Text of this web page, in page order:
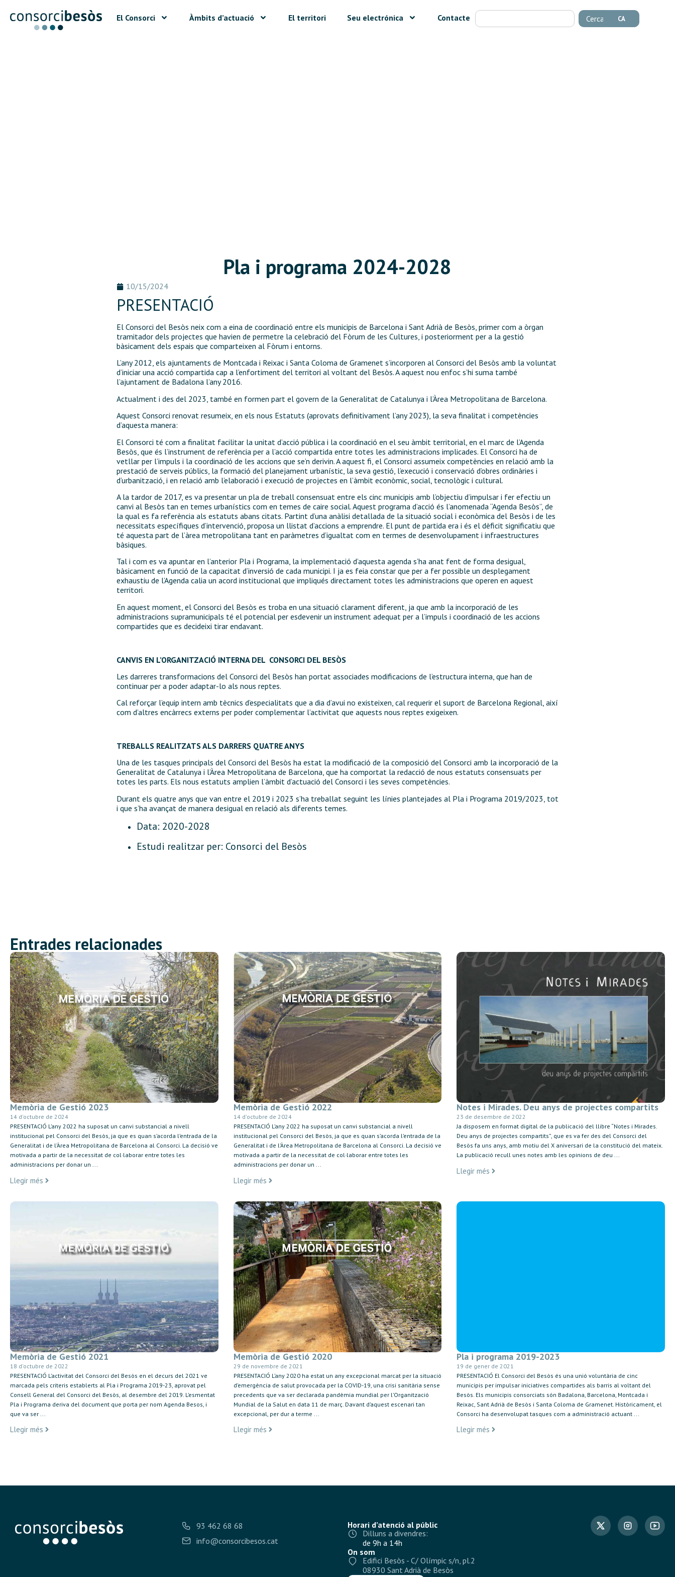
El Consorci Àmbits d’actuació El territori Seu electrónica Contacte Cerca CA
Pla i programa 2024-2028
10/15/2024
PRESENTACIÓ
El Consorci del Besòs neix com a eina de coordinació entre els municipis de Barcelona i Sant Adrià de Besòs, primer com a òrgan
tramitador dels projectes que havien de permetre la celebració del Fòrum de les Cultures, i posteriorment per a la gestió
bàsicament dels espais que comparteixen al Fòrum i entorns.
L’any 2012, els ajuntaments de Montcada i Reixac i Santa Coloma de Gramenet s’incorporen al Consorci del Besòs amb la voluntat
d’iniciar una acció compartida cap a l’enfortiment del territori al voltant del Besòs. A aquest nou enfoc s’hi suma també
l’ajuntament de Badalona l’any 2016.
Actualment i des del 2023, també en formen part el govern de la Generalitat de Catalunya i l’Àrea Metropolitana de Barcelona.
Aquest Consorci renovat resumeix, en els nous Estatuts (aprovats definitivament l’any 2023), la seva finalitat i competències
d’aquesta manera:
El Consorci té com a finalitat facilitar la unitat d’acció pública i la coordinació en el seu àmbit territorial, en el marc de l’Agenda
Besòs, que és l’instrument de referència per a l’acció compartida entre totes les administracions implicades. El Consorci ha de
vetllar per l’impuls i la coordinació de les accions que se’n derivin. A aquest fi, el Consorci assumeix competències en relació amb la
prestació de serveis públics, la formació del planejament urbanístic, la seva gestió, l’execució i conservació d’obres ordinàries i
d’urbanització, i en relació amb l’elaboració i execució de projectes en l’àmbit econòmic, social, tecnològic i cultural.
A la tardor de 2017, es va presentar un pla de treball consensuat entre els cinc municipis amb l’objectiu d’impulsar i fer efectiu un
canvi al Besòs tan en temes urbanístics com en temes de caire social. Aquest programa d’acció és l’anomenada “Agenda Besòs”, de
la qual es fa referència als estatuts abans citats. Partint d’una anàlisi detallada de la situació social i econòmica del Besòs i de les
necessitats específiques d’intervenció, proposa un llistat d’accions a emprendre. El punt de partida era i és el dèficit significatiu que
té aquesta part de l’àrea metropolitana tant en paràmetres d’igualtat com en termes de desenvolupament i infraestructures
bàsiques.
Tal i com es va apuntar en l’anterior Pla i Programa, la implementació d’aquesta agenda s’ha anat fent de forma desigual,
bàsicament en funció de la capacitat d’inversió de cada municipi. I ja es feia constar que per a fer possible un desplegament
exhaustiu de l’Agenda calia un acord institucional que impliqués directament totes les administracions que operen en aquest
territori.
En aquest moment, el Consorci del Besòs es troba en una situació clarament diferent, ja que amb la incorporació de les
administracions supramunicipals té el potencial per esdevenir un instrument adequat per a l’impuls i coordinació de les accions
compartides que es decideixi tirar endavant.
CANVIS EN L’ORGANITZACIÓ INTERNA DEL CONSORCI DEL BESÒS
Les darreres transformacions del Consorci del Besòs han portat associades modificacions de l’estructura interna, que han de
continuar per a poder adaptar-lo als nous reptes.
Cal reforçar l’equip intern amb tècnics d’especialitats que a dia d’avui no existeixen, cal requerir el suport de Barcelona Regional, així
com d’altres encàrrecs externs per poder complementar l’activitat que aquests nous reptes exigeixen.
TREBALLS REALITZATS ALS DARRERS QUATRE ANYS
Una de les tasques principals del Consorci del Besòs ha estat la modificació de la composició del Consorci amb la incorporació de la
Generalitat de Catalunya i l’Àrea Metropolitana de Barcelona, que ha comportat la redacció de nous estatuts consensuats per
totes les parts. Els nous estatuts amplien l’àmbit d’actuació del Consorci i les seves competències.
Durant els quatre anys que van entre el 2019 i 2023 s’ha treballat seguint les línies plantejades al Pla i Programa 2019/2023, tot
i que s’ha avançat de manera desigual en relació als diferents temes.
Data: 2020-2028
Estudi realitzar per: Consorci del Besòs
Entrades relacionades
Memòria de Gestió 2023
14 d'octubre de 2024
PRESENTACIÓ L’any 2022 ha suposat un canvi substancial a nivell
institucional pel Consorci del Besòs, ja que es quan s’acorda l’entrada de la
Generalitat i de l’Àrea Metropolitana de Barcelona al Consorci. La decisió ve
motivada a partir de la necessitat de col·laborar entre totes les
administracions per donar un ...
Llegir més
Memòria de Gestió 2022
14 d'octubre de 2024
PRESENTACIÓ L’any 2022 ha suposat un canvi substancial a nivell
institucional pel Consorci del Besòs, ja que es quan s’acorda l’entrada de la
Generalitat i de l’Àrea Metropolitana de Barcelona al Consorci. La decisió ve
motivada a partir de la necessitat de col·laborar entre totes les
administracions per donar un ...
Llegir més
Notes i Mirades. Deu anys de projectes compartits
23 de desembre de 2022
Ja disposem en format digital de la publicació del llibre “Notes i Mirades.
Deu anys de projectes compartits”, que es va fer des del Consorci del
Besòs fa uns anys, amb motiu del X aniversari de la constitució del mateix.
La publicació recull unes notes amb les opinions de deu ...
Llegir més
Memòria de Gestió 2021
18 d'octubre de 2022
PRESENTACIÓ L’activitat del Consorci del Besòs en el decurs del 2021 ve
marcada pels criteris establerts al Pla i Programa 2019-23, aprovat pel
Consell General del Consorci del Besòs, al desembre del 2019. L’esmentat
Pla i Programa deriva del document que porta per nom Agenda Besos, i
que va ser ...
Llegir més
Memòria de Gestió 2020
29 de novembre de 2021
PRESENTACIÓ L’any 2020 ha estat un any excepcional marcat per la situació
d’emergència de salut provocada per la COVID-19, una crisi sanitària sense
precedents que va ser declarada pandèmia mundial per l’Organització
Mundial de la Salut en data 11 de març. Davant d’aquest escenari tan
excepcional, per dur a terme ...
Llegir més
Pla i programa 2019-2023
19 de gener de 2021
PRESENTACIÓ El Consorci del Besòs és una unió voluntària de cinc
municipis per impulsar iniciatives compartides als barris al voltant del
Besòs. Els municipis consorciats són Badalona, Barcelona, Montcada i
Reixac, Sant Adrià de Besòs i Santa Coloma de Gramenet. Històricament, el
Consorci ha desenvolupat tasques com a administració actuant ...
Llegir més
93 462 68 68
info@consorcibesos.cat
Horari d’atenció al públic
Dilluns a divendres:
de 9h a 14h
On som
Edifici Besòs - C/ Olímpic s/n, pl.2
08930 Sant Adrià de Besòs